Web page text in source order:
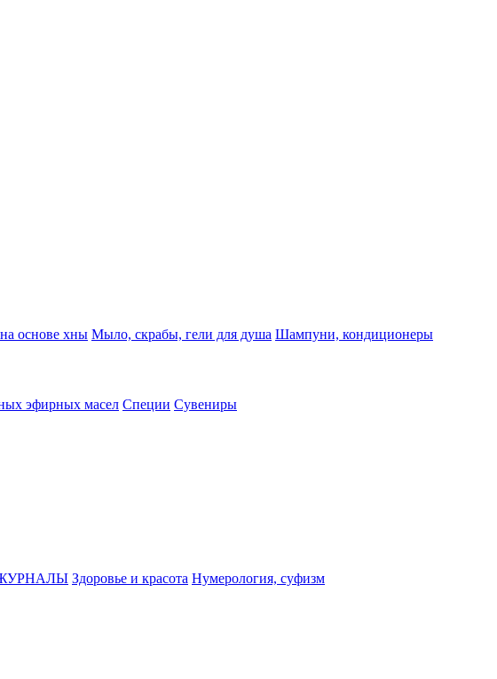
основе хны Мыло, скрабы, гели для душа Шампуни, кондиционеры
эфирных масел Специи Сувениры
Здоровье и красота Нумерология, суфизм